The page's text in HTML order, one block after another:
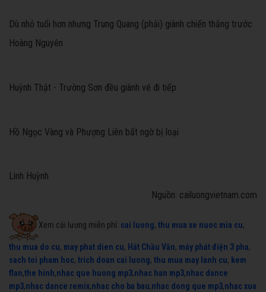
Dù nhỏ tuổi hơn nhưng Trung Quang (phải) giành chiến thắng trước
Hoàng Nguyên
Huỳnh Thật - Trường Sơn đều giành vé đi tiếp
Hồ Ngọc Vàng và Phượng Liên bất ngờ bị loại
Linh Huỳnh
Nguồn: cailuongvietnam.com
Xem cải lương miễn phí: cai luong, thu mua xe nuoc mia cu,
thu mua do cu, may phat dien cu, Hát Chầu Văn, máy phát điện 3 pha,
sach toi pham hoc, trich doan cai luong, thu mua may lanh cu, kem
flan,the hinh,nhac que huong mp3,nhac han mp3,nhac dance
mp3,nhac dance remix,nhac cho ba bau,nhac dong que mp3,nhac xua